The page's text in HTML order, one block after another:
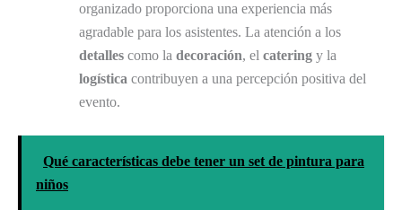
organizado proporciona una experiencia más
agradable para los asistentes. La atención a los
detalles como la decoración, el catering y la
logística contribuyen a una percepción positiva del
evento.
Qué características debe tener un set de pintura para
niños